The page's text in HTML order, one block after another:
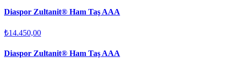
Diaspor Zultanit® Ham Taş AAA
₺14.450,00
Diaspor Zultanit® Ham Taş AAA